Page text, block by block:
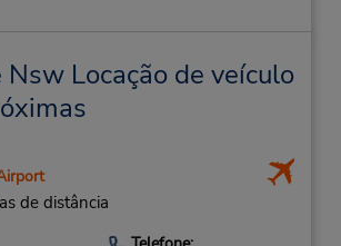
Locação de veículo
de distância